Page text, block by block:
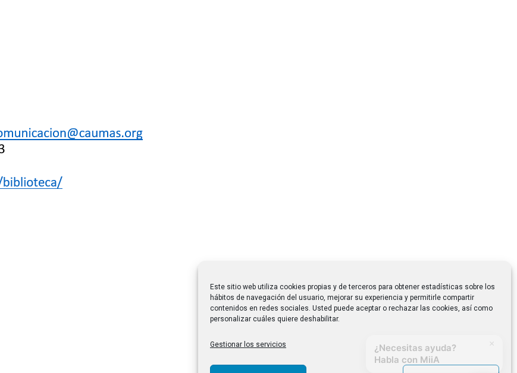
Este sitio web utiliza cookies propias y de terceros para obtener estadísticas sobre los
hábitos de navegación del usuario, mejorar su experiencia y permitirle compartir
contenidos en redes sociales. Usted puede aceptar o rechazar las cookies, así como
personalizar cuáles quiere deshabilitar.
Gestionar los servicios